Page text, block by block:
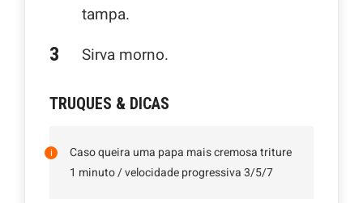
tampa.
Sirva morno.
TRUQUES & DICAS
Caso queira uma papa mais cremosa triture
1 minuto / velocidade progressiva 3/5/7